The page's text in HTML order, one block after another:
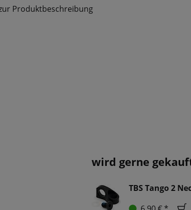
Produktbeschreibung
wird gerne
TBS Tango 2